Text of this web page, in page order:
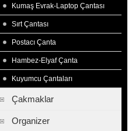
Kumaş Evrak-Laptop Çantası
Sırt Çantası
Postacı Çanta
Hambez-Elyaf Çanta
Kuyumcu Çantaları
Çakmaklar
Organizer